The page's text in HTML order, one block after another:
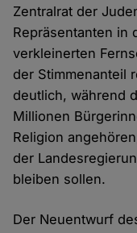
Zentralrat der
Repräsentanten in
verkleinerten
der Stimmenanteil
deutlich, während
Millionen
Religion
der
bleiben sollen.
Der Neuentwurf